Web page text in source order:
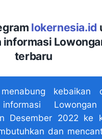
lokernesia.id
informasi
terbaru
kebaikan
Desember 2022 ke
dan